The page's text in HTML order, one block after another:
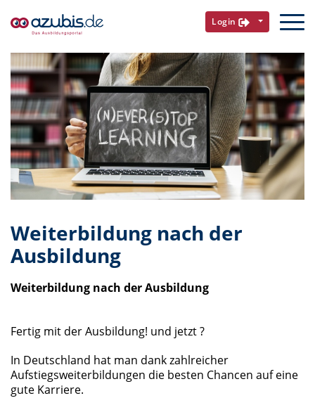
Login
Weiterbildung nach der
Ausbildung
Weiterbildung nach der Ausbildung
Fertig mit der Ausbildung! und jetzt ?
In Deutschland hat man dank zahlreicher
Aufstiegsweiterbildungen die besten Chancen auf eine
gute Karriere.